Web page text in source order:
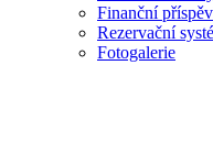
Finanční
Rezervační
Fotogalerie